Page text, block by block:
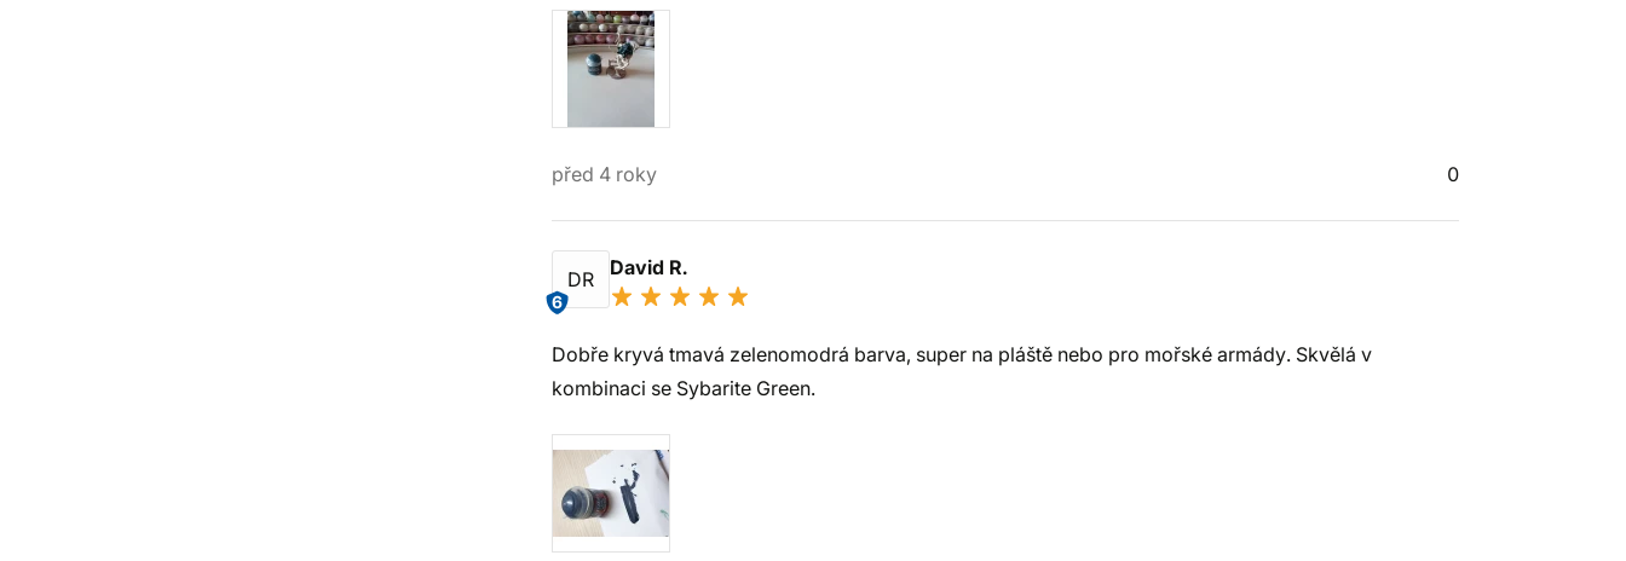
před 4 roky 0
DR
6
David R.
Dobře kryvá tmavá zelenomodrá barva, super na pláště nebo pro mořské armády. Skvělá v
kombinaci se Sybarite Green.